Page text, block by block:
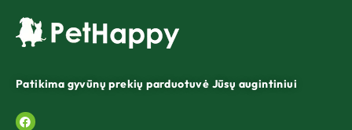
Patikima gyvūnų prekių parduotuvė Jūsų augintiniui